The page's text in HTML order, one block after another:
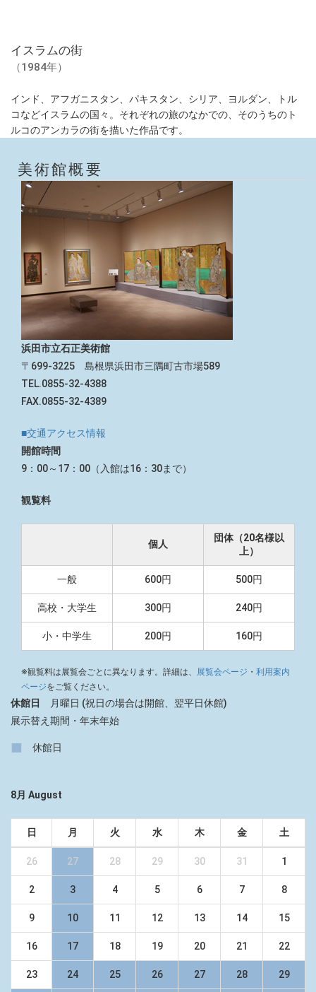
イスラムの街
（1984年）
インド、アフガニスタン、パキスタン、シリア、ヨルダン、トル
コなどイスラムの国々。それぞれの旅のなかでの、そのうちのト
ルコのアンカラの街を描いた作品です。
美術館概要
浜田市立石正美術館
〒699-3225 島根県浜田市三隅町古市場589
TEL.0855-32-4388
FAX.0855-32-4389
■交通アクセス情報
開館時間
9：00～17：00（入館は16：30まで）
観覧料
個人
団体（20名様以
上）
一般 600円 500円
高校・大学生 300円 240円
小・中学生 200円 160円
※観覧料は展覧会ごとに異なります。詳細は、 展覧会ページ ・ 利用案内
ページをご覧ください。
休館日
月曜日 (祝日の場合は開館、翌平日休館)
展示替え期間・年末年始
■ 休館日
8月 August
日 月 火 水 木 金 土
26 27 28 29 30 31 1
2 3 4 5 6 7 8
9 10 11 12 13 14 15
16 17 18 19 20 21 22
23 24 25 26 27 28 29